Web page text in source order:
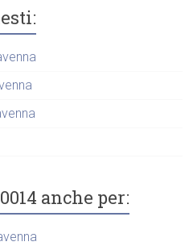
anche per: